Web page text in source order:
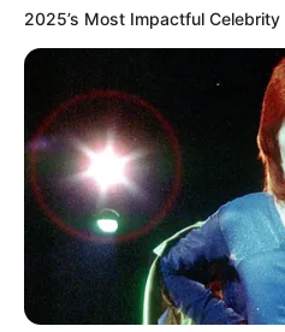
Veranstaltungshinweise
Tipps für
d.
Veranstaltungen und
Hinweise zu
Benachbarte Kreise und
2025’s Most Impactful Celebrity